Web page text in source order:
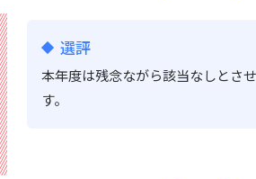
選評
本年度は残念ながら該当なしとさ
す。